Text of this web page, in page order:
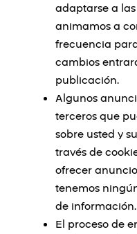
adaptarse a
animamos a
frecuencia
cambios
publicación.
Algunos
terceros que
sobre usted y
través de
ofrecer
tenemos
de información.
El proceso de